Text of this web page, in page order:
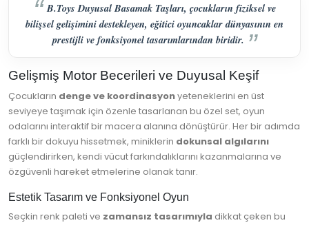
B.Toys Duyusal Basamak Taşları, çocukların fiziksel ve
bilişsel gelişimini destekleyen, eğitici oyuncaklar dünyasının en
prestijli ve fonksiyonel tasarımlarından biridir.
Gelişmiş Motor Becerileri ve Duyusal Keşif
Çocukların denge ve koordinasyonyeteneklerini en üst
seviyeye taşımak için özenle tasarlanan bu özel set, oyun
odalarını interaktif bir macera alanına dönüştürür. Her bir adımda
farklı bir dokuyu hissetmek, miniklerin dokunsal algılarını
güçlendirirken, kendi vücut farkındalıklarını kazanmalarına ve
özgüvenli hareket etmelerine olanak tanır.
Estetik Tasarım ve Fonksiyonel Oyun
Seçkin renk paleti ve zamansız tasarımıyla dikkat çeken bu